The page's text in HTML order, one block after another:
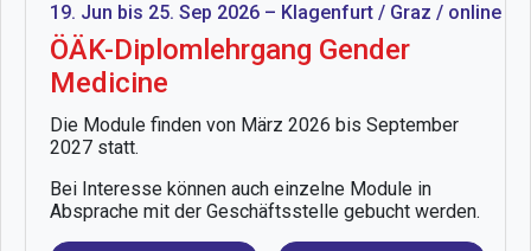
19. Jun bis 25. Sep 2026 – Klagenfurt / Graz / online
ÖÄK-Diplomlehrgang Gender
Medicine
Die Module finden von März 2026 bis September
2027 statt.
Bei Interesse können auch einzelne Module in
Absprache mit der Geschäftsstelle gebucht werden.